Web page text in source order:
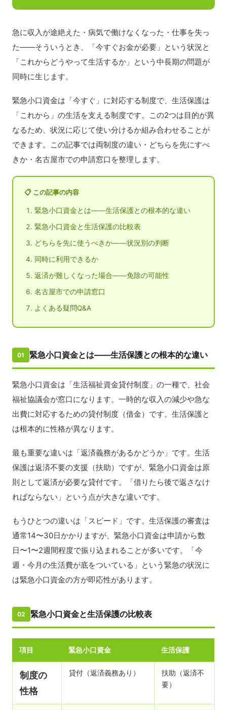
急に収入が途絶えた・病気で働けなくなった・仕事を失っ
た——そういうとき、「今すぐお金が必要」という状況と
「これからどうやって生活するか」という中長期の問題が
同時に生じます。
緊急小口資金は「今すぐ」に対応する制度で、生活保護は
「これから」の生活を支える制度です。この2つは目的が異
なるため、状況に応じて使い分けるか組み合わせることが
できます。この記事では両制度の違い・どちらを先にすべ
きか・名古屋市での申請窓口を整理します。
📋 この記事の内容
緊急小口資金とは——生活保護との根本的な違い
緊急小口資金と生活保護の比較表
どちらを先に使うべきか——状況別の判断
同時に利用できるか
返済が難しくなった場合——免除の可能性
名古屋市での申請窓口
よくある疑問Q&A
01 緊急小口資金とは——生活保護との根本的な違い
緊急小口資金は「生活福祉資金貸付制度」の一種で、社会
福祉協議会が窓口になります。一時的な収入の減少や急な
出費に対応するための貸付制度（借金）です。生活保護と
は根本的に性格が異なります。
最も重要な違いは「返済義務があるかどうか」です。生活
保護は返済不要の支援（扶助）ですが、緊急小口資金は原
則として返済が必要な貸付です。「借りたら後で返さなけ
ればならない」という点が大きな違いです。
もうひとつの違いは「スピード」です。生活保護の審査は
通常14〜30日かかりますが、緊急小口資金は申請から数
日〜1〜2週間程度で振り込まれることが多いです。「今
週・今月の生活費が底をついている」という緊急の状況に
は緊急小口資金の方が即応性があります。
02 緊急小口資金と生活保護の比較表
項目 緊急小口資金 生活保護
制度の
性格
貸付（返済義務あり）
扶助（返済不
要）